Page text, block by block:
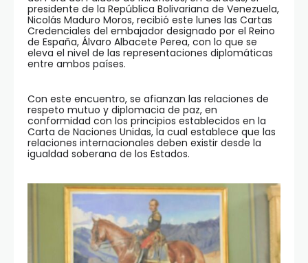
presidente de la República Bolivariana de Venezuela,
Nicolás Maduro Moros, recibió este lunes las Cartas
Credenciales del embajador designado por el Reino
de España, Álvaro Albacete Perea, con lo que se
eleva el nivel de las representaciones diplomáticas
entre ambos países.
Con este encuentro, se afianzan las relaciones de
respeto mutuo y diplomacia de paz, en
conformidad con los principios establecidos en la
Carta de Naciones Unidas, la cual establece que las
relaciones internacionales deben existir desde la
igualdad soberana de los Estados.